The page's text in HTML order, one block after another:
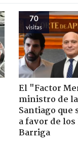
70
visitas
El "Factor
ministro de
Santiago
a favor de
Barriga